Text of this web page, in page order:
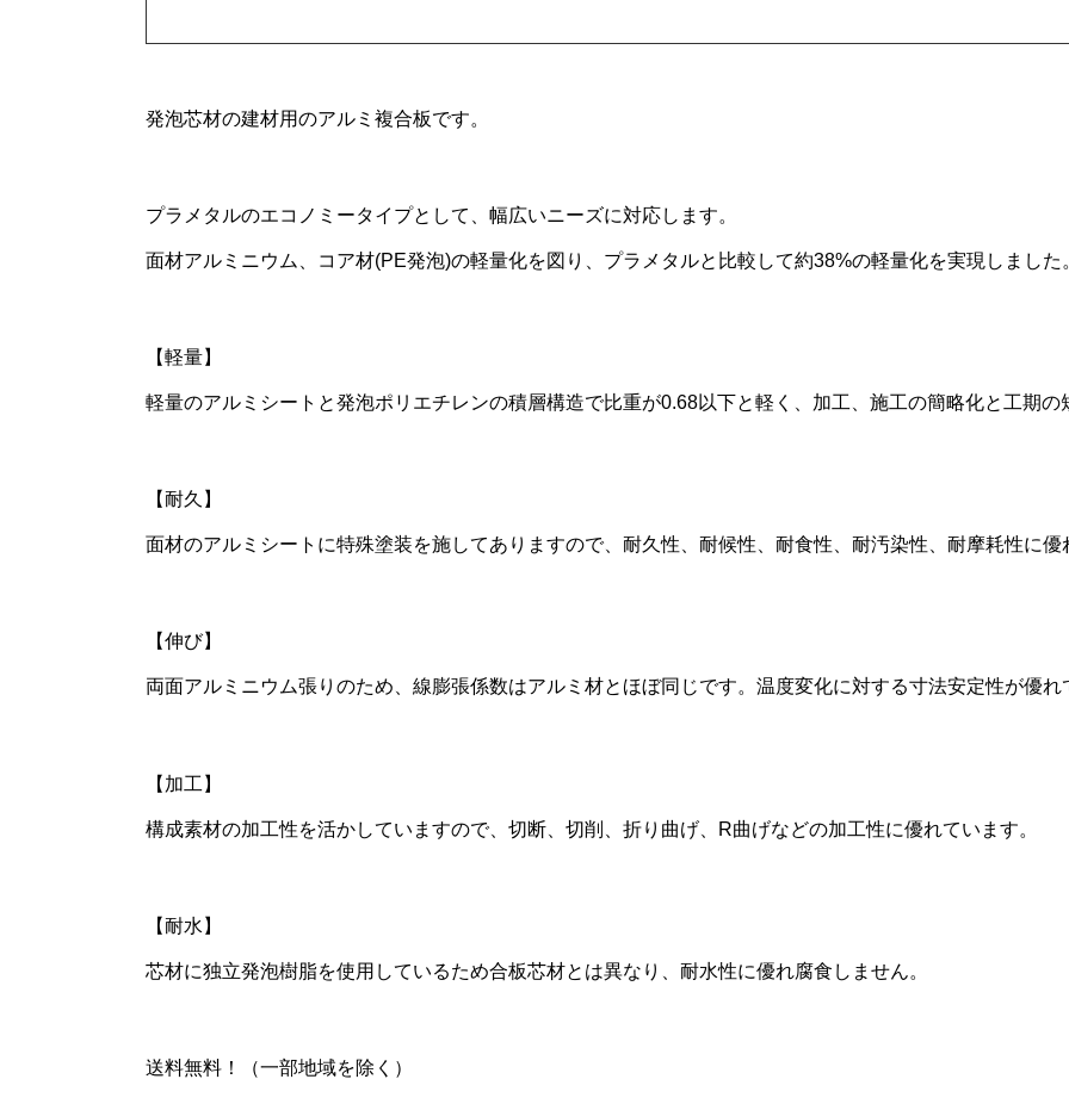
発泡芯材の建材用のアルミ複合板です。
プラメタルのエコノミータイプとして、幅広いニーズに対応します。
面材アルミニウム、コア材(PE発泡)の軽量化を図り、プラメタルと比較して約38%の軽量化を実現しました
【軽量】
軽量のアルミシートと発泡ポリエチレンの積層構造で比重が0.68以下と軽く、加工、施工の簡略化と工期の
【耐久】
面材のアルミシートに特殊塗装を施してありますので、耐久性、耐候性、耐食性、耐汚染性、耐摩耗性に優
【伸び】
両面アルミニウム張りのため、線膨張係数はアルミ材とほぼ同じです。温度変化に対する寸法安定性が優れ
【加工】
構成素材の加工性を活かしていますので、切断、切削、折り曲げ、R曲げなどの加工性に優れています。
【耐水】
芯材に独立発泡樹脂を使用しているため合板芯材とは異なり、耐水性に優れ腐食しません。
送料無料！（一部地域を除く）